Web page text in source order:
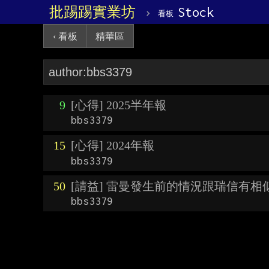
批踢踢實業坊 › 看板 Stock
‹ 看板 精華區
9 [心得] 2025半年報
bbs3379
15 [心得] 2024年報
bbs3379
50 [請益] 雷曼發生前的情況跟瑞信有相
bbs3379